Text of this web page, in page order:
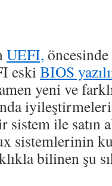
UEFI,
eskiBIOS
yeni ve
ile satın
sistemlerinin
bilinen şu